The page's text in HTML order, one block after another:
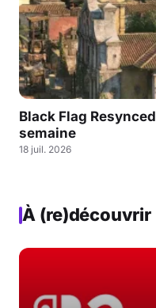
Black Flag
semaine
18 juil. 2026
À (re)découvrir